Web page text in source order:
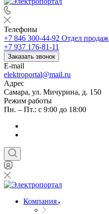
Телефоны
+7 846 300-44-92 Отдел продаж
+7 937 176-81-11
Заказать звонок
E-mail
elektroportal@mail.ru
Адрес
Самара, ул. Мичурина, д. 150
Режим работы
Пн. – Пт.: с 9:00 до 18:00
Компания